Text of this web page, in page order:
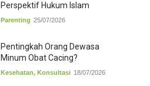
Perspektif Hukum Islam
Parenting 25/07/2026
Pentingkah Orang Dewasa
Minum Obat Cacing?
Kesehatan, Konsultasi 18/07/2026